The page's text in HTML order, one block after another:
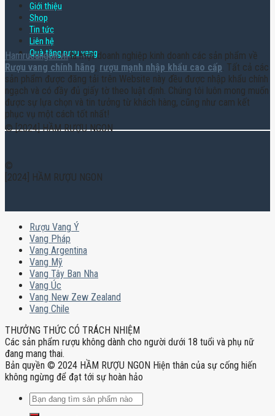
Giới thiệu
Shop
Tin tức
Liên hệ
Quà tặng rượu vang
Hamruoungon.vnlà một doanh nghiệp kinh doanh các sản phẩm về
Rượu vang chính hãng, rượu mạnh nhập khẩu cao cấp. Tất cả các
sản phẩm được đăng tải trên Website này đều được nhập khẩu chính
ngạch và có đầy đủ giấy tờ theo luật định. Chúng tôi luôn mong muốn
được sự lựa chọn và tin tưởng từ khách hàng, cũng như cam kết
phục vụ một cách tốt nhất!
© [2024] HẦM RƯỢU NGON
©
[2024] HẦM RƯỢU NGON
Rượu Vang Ý
Vang Pháp
Vang Argentina
Vang Mỹ
Vang Tây Ban Nha
Vang Úc
Vang New Zew Zealand
Vang Chile
THƯỞNG THỨC CÓ TRÁCH NHIỆM
Các sản phẩm rượu không dành cho người dưới 18 tuổi và phụ nữ
đang mang thai.
Bản quyền © 2024 HẦM RƯỢU NGON Hiện thân của sự cống hiến
không ngừng để đạt tới sự hoàn hảo
Tìm
kiếm: